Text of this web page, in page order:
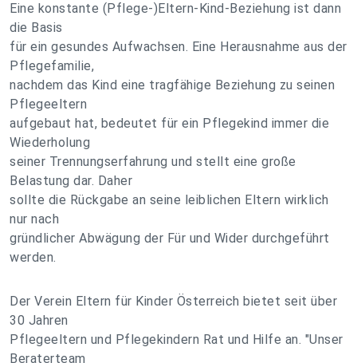
Eine konstante (Pflege-)Eltern-Kind-Beziehung ist dann
die Basis
für ein gesundes Aufwachsen. Eine Herausnahme aus der
Pflegefamilie,
nachdem das Kind eine tragfähige Beziehung zu seinen
Pflegeeltern
aufgebaut hat, bedeutet für ein Pflegekind immer die
Wiederholung
seiner Trennungserfahrung und stellt eine große
Belastung dar. Daher
sollte die Rückgabe an seine leiblichen Eltern wirklich
nur nach
gründlicher Abwägung der Für und Wider durchgeführt
werden.
Der Verein Eltern für Kinder Österreich bietet seit über
30 Jahren
Pflegeeltern und Pflegekindern Rat und Hilfe an. "Unser
Beraterteam